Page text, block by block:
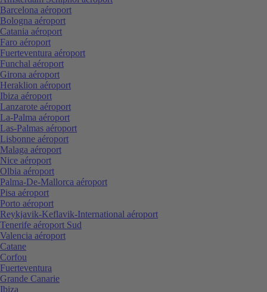
Barcelona aéroport
Bologna aéroport
Catania aéroport
Faro aéroport
Fuerteventura aéroport
Funchal aéroport
Girona aéroport
Heraklion aéroport
Ibiza aéroport
Lanzarote aéroport
La-Palma aéroport
Las-Palmas aéroport
Lisbonne aéroport
Malaga aéroport
Nice aéroport
Olbia aéroport
Palma-De-Mallorca aéroport
Pisa aéroport
Porto aéroport
Reykjavik-Keflavik-International aéroport
Tenerife aéroport Sud
Valencia aéroport
Catane
Corfou
Fuerteventura
Grande Canarie
Ibiza